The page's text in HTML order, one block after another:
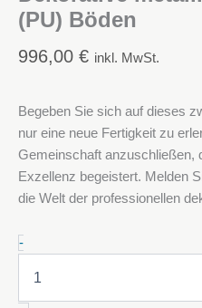
(PU) Böden
996,00 € inkl. MwSt.
Begeben Sie sich auf dieses
nur eine neue Fertigkeit zu
Gemeinschaft anzuschließen,
Exzellenz begeistert. Melden
die Welt der professionellen
-17-
18
November